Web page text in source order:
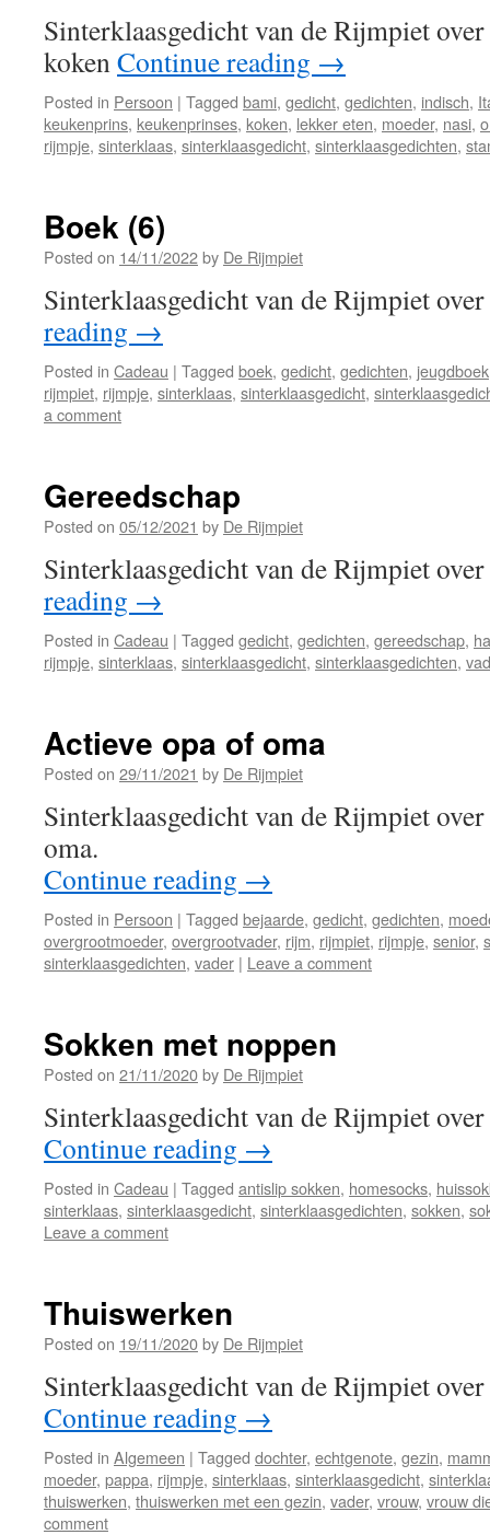
Sinterklaasgedicht van de Rijmpiet
kokenContinue reading →
Posted in Persoon | Tagged bami, gedicht, gedichten, indisch,
keukenprins, keukenprinses, koken, lekker eten, moeder, nasi,
rijmpje, sinterklaas, sinterklaasgedicht, sinterklaasgedichten,
Boek (6)
Posted on 14/11/2022by De Rijmpiet
Sinterklaasgedicht van de Rijmpiet
reading →
Posted in Cadeau | Tagged boek, gedicht, gedichten, jeugdboek
rijmpiet, rijmpje, sinterklaas, sinterklaasgedicht,
a comment
Gereedschap
Posted on 05/12/2021 by De Rijmpiet
Sinterklaasgedicht van de Rijmpiet
reading →
Posted in Cadeau | Tagged gedicht, gedichten, gereedschap,
rijmpje, sinterklaas, sinterklaasgedicht, sinterklaasgedichten,
Actieve opa of oma
Posted on 29/11/2021 by De Rijmpiet
Sinterklaasgedicht van de Rijmpiet
oma.
Continue reading →
Posted in Persoon | Tagged bejaarde, gedicht, gedichten,
overgrootmoeder, overgrootvader, rijm, rijmpiet, rijmpje, senior,
sinterklaasgedichten, vader | Leave a comment
Sokken met noppen
Posted on 21/11/2020by De Rijmpiet
Sinterklaasgedicht van de Rijmpiet
Continue reading →
Posted in Cadeau | Tagged antislip sokken, homesocks,
sinterklaas, sinterklaasgedicht, sinterklaasgedichten, sokken,
Leave a comment
Thuiswerken
Posted on 19/11/2020by De Rijmpiet
Sinterklaasgedicht van de Rijmpiet
Continue reading →
Posted in Algemeen | Tagged dochter, echtgenote, gezin,
moeder, pappa, rijmpje, sinterklaas, sinterklaasgedicht,
thuiswerken, thuiswerken met een gezin, vader, vrouw, vrouw
comment